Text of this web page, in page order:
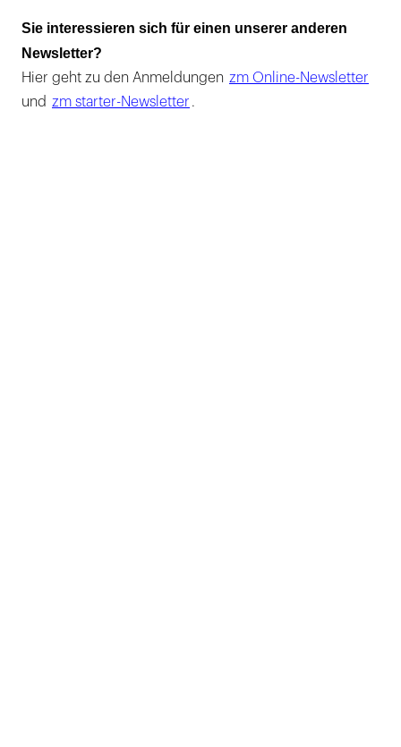
Sie interessieren sich für einen unserer anderen
Newsletter?
Hier geht zu den Anmeldungen zm Online-Newsletter
und zm starter-Newsletter .